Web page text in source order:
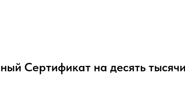
Сертификат на десять